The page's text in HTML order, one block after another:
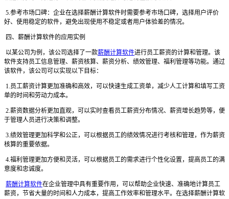
5.参考市场口碑：企业在选择薪酬计算软件时需要参考市场口碑，选择用户评价
好、使用稳定的软件，避免出现使用不稳定或者用户体验差的情况。
四、薪酬计算软件的应用实例
以某公司为例，该公司选择了一款薪酬计算软件进行员工薪资的计算和管理。该
软件支持员工信息管理、薪资核算、薪资分析、绩效管理、福利管理等功能。通过
该软件，该公司可以实现以下目标：
1.员工薪资计算更加准确和高效，可以快速生成工资单，减少人工计算和填写工资
单的时间和劳动力成本。
2.薪资数据分析更加直观，可以实时查看员工薪资分布情况、薪资增长趋势等，便
于管理人员进行决策和调整。
3.绩效管理更加科学和公正，可以根据员工的绩效情况进行考核和管理，作为薪资
核算的重要依据。
4.福利管理更加方便和灵活，可以根据员工的需求进行个性化设置，提高员工的满
意度和忠诚度。
薪酬计算软件在企业管理中具有重要作用，可以帮助企业快速、准确地计算员工
薪资，节省大量的时间和人力成本，提高工作效率和管理水平。在选择薪酬计算软